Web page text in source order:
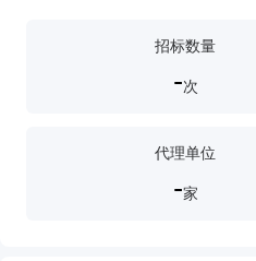
招标数量
-次
代理单位
-家